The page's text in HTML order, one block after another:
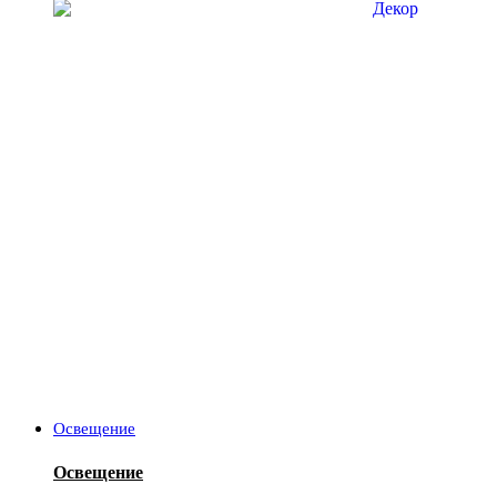
Освещение
Освещение